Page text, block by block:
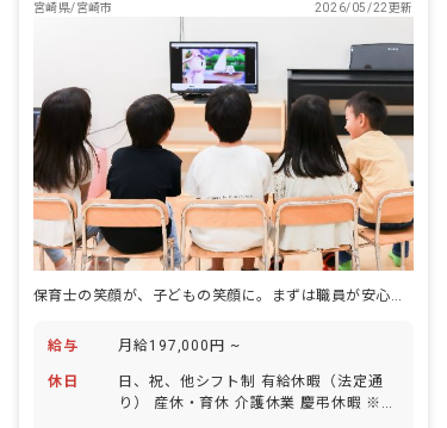
宮崎県/宮崎市
2026/05/22更新
保育士の笑顔が、子どもの笑顔に。まずは職員が安心して働ける制度を整備。
給与 月給197,000円 ~
休日
日、祝、他シフト制 有給休暇（法定通
り） 産休・育休 介護休業 慶弔休暇 ※年